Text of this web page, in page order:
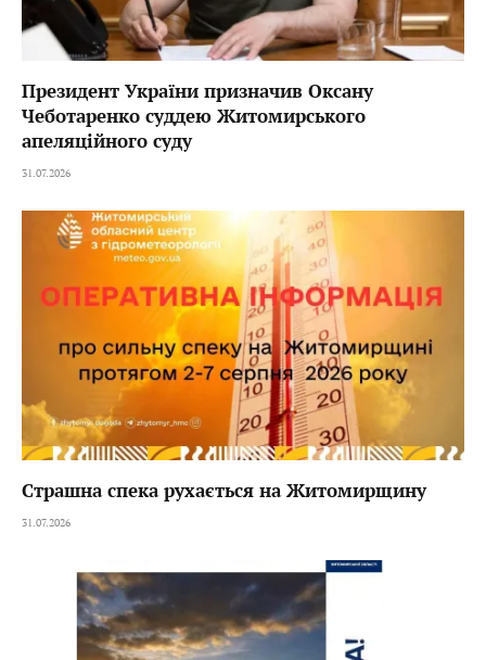
Президент України призначив Оксану
Чеботаренко суддею Житомирського
апеляційного суду
31.07.2026
Страшна спека рухається на Житомирщину
31.07.2026